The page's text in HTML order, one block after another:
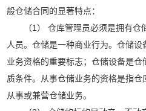
般仓储合同的显著特点：
（1） 仓库管理员必须是拥有
人员。仓储是一种商业行为。仓储
业务资格的重要标志；仓储设备是
质条件。从事仓储业务的资格是指
从事或兼营仓储业务。